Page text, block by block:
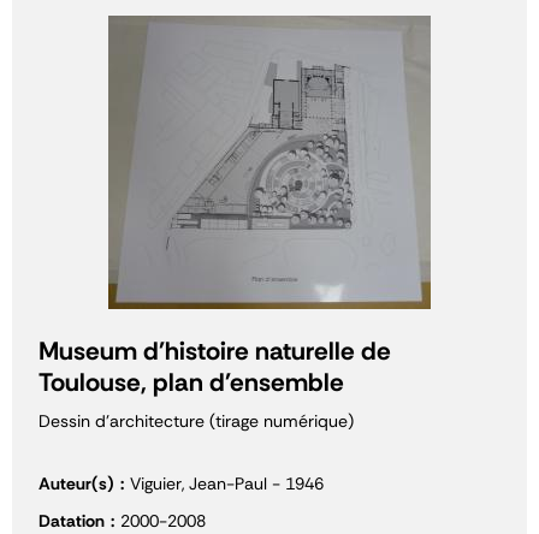
Museum d'histoire naturelle de
Toulouse, plan d'ensemble
Dessin d'architecture (tirage numérique)
Auteur(s)
Viguier, Jean-Paul - 1946
Datation
2000-2008